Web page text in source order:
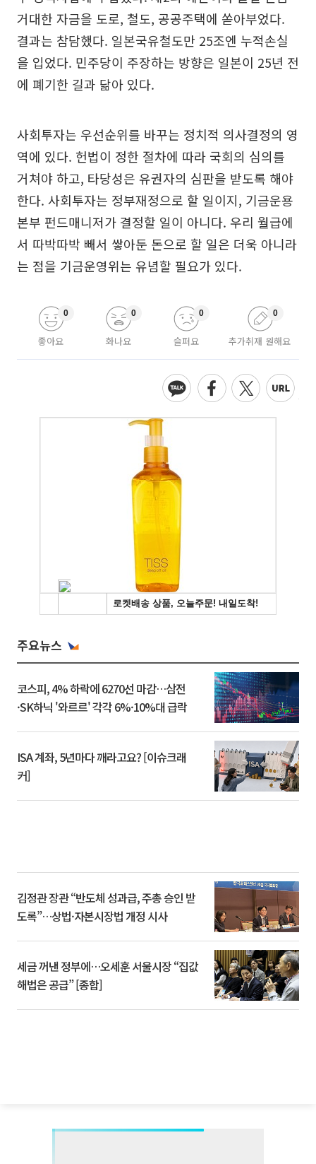
거대한 자금을 도로, 철도, 공공주택에 쏟아부었다.
결과는 참담했다. 일본국유철도만 25조엔 누적손실
을 입었다. 민주당이 주장하는 방향은 일본이 25년 전
에 폐기한 길과 닮아 있다.
사회투자는 우선순위를 바꾸는 정치적 의사결정의 영
역에 있다. 헌법이 정한 절차에 따라 국회의 심의를
거쳐야 하고, 타당성은 유권자의 심판을 받도록 해야
한다. 사회투자는 정부재정으로 할 일이지, 기금운용
본부 펀드매니저가 결정할 일이 아니다. 우리 월급에
서 따박따박 빼서 쌓아둔 돈으로 할 일은 더욱 아니라
는 점을 기금운영위는 유념할 필요가 있다.
좋아요
0
화나요
0
슬퍼요
0
추가취재 원해요
0
주요뉴스
코스피, 4% 하락에 6270선 마감…삼전
·SK하닉 '와르르' 각각 6%·10%대 급락
ISA 계좌, 5년마다 깨라고요? [이슈크래
커]
김정관 장관 “반도체 성과급, 주총 승인 받
도록”…상법·자본시장법 개정 시사
세금 꺼낸 정부에…오세훈 서울시장 “집값
해법은 공급” [종합]